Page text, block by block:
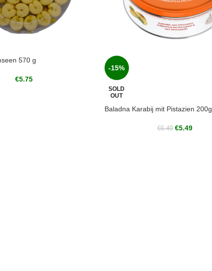
570 g
€5.75
-15%
SOLD
OUT
Baladna Karabij mit Pistazien 200g
€6.49 €5.49